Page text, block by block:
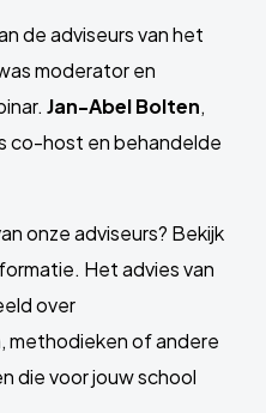
de adviseurs van het
moderator en
Jan-Abel Bolten,
co-host en behandelde
onze adviseurs? Bekijk
Het advies van
over
methodieken of andere
die voor jouw school